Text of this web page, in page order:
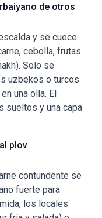
de otros
y se cuece
cebolla, frutas
Solo se
uzbekos o turcos
una olla. El
sueltos y una capa
plov
contundente se
fuerte para
los locales